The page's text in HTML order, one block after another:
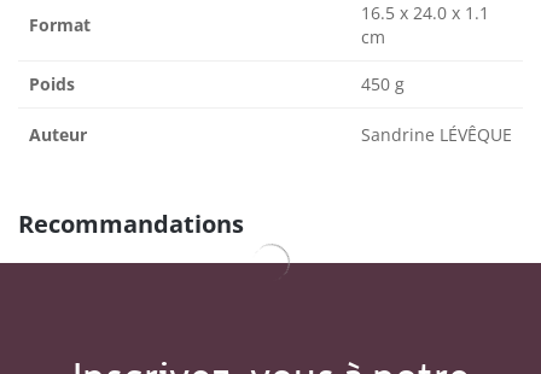
Format
16.5 x 24.0 x 1.1
cm
Poids 450 g
Auteur Sandrine LÉVÊQUE
Recommandations